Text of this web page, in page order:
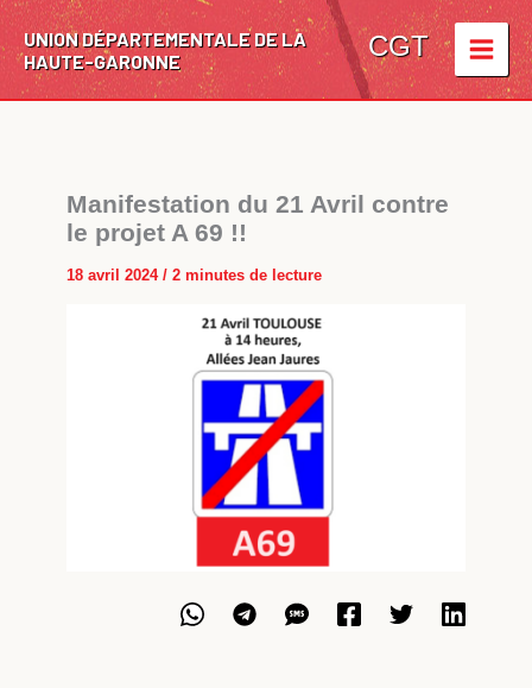
Aller
contenu
UNION DÉPARTEMENTALE DE LA
HAUTE-GARONNE
CGT
Manifestation du 21 Avril contre
le projet A 69 !!
18 avril 2024/2 minutes de lecture